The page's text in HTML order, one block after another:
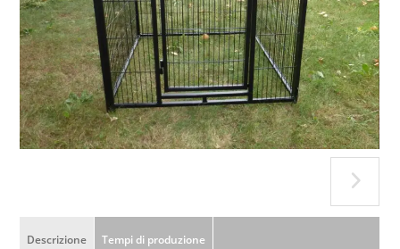
Descrizione Tempi di produzione